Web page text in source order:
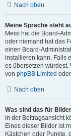
Nach oben
Meine Sprache steht
Meist hat die Board-
oder niemand hat das
einen Board-
installieren kann. Falls
es übersetzen würdest.
von phpBB Limited
Nach oben
Was sind das für
In der Beitragsansicht
Eines dieser Bilder ist
Kästchen oder Punkte,